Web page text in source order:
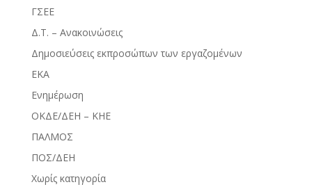
ΓΣΕΕ
Δ.Τ. – Ανακοινώσεις
Δημοσιεύσεις εκπροσώπων των εργαζομένων
ΕΚΑ
Ενημέρωση
ΟΚΔΕ/ΔΕΗ – ΚΗΕ
ΠΑΛΜΟΣ
ΠΟΣ/ΔΕΗ
Χωρίς κατηγορία